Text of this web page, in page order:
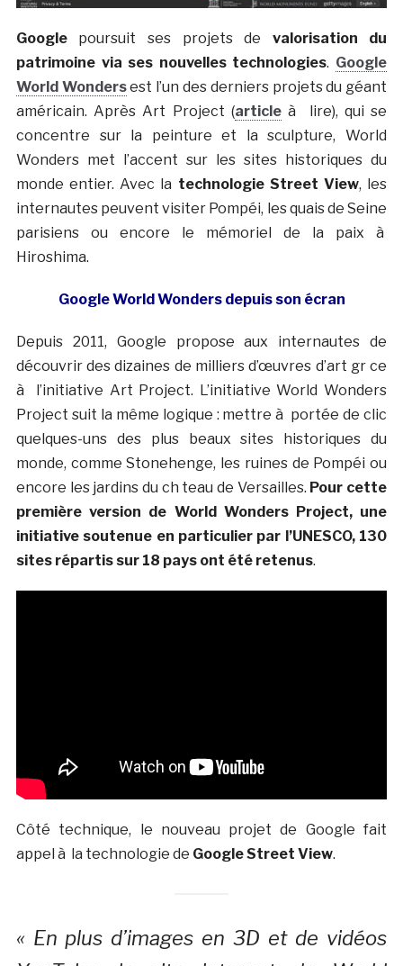
Googlepoursuit ses projets de valorisation du
patrimoine via ses nouvelles technologies. Google
World Wondersest l’un des derniers projets du géant
américain. Après Art Project (articleà lire), qui se
concentre sur la peinture et la sculpture, World
Wonders met l’accent sur les sites historiques du
monde entier. Avec la technologie Street View, les
internautes peuvent visiter Pompéi, les quais de Seine
parisiens ou encore le mémoriel de la paix à
Hiroshima.
Google World Wonders depuis son écran
Depuis 2011, Google propose aux internautes de
découvrir des dizaines de milliers d’œuvres d’art gr ce
à l’initiative Art Project. L’initiative World Wonders
Project suit la même logique : mettre à portée de clic
quelques-uns des plus beaux sites historiques du
monde, comme Stonehenge, les ruines de Pompéi ou
encore les jardins du ch teau de Versailles. Pour cette
première version de World Wonders Project, une
initiative soutenue en particulier par l’UNESCO, 130
sites répartis sur 18 pays ont été retenus.
Côté technique, le nouveau projet de Google fait
appel à la technologie de Google Street View.
« En plus d’images en 3D et de vidéos